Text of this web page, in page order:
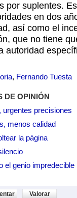
por suplentes.
en dos
así como el
que no tiene
autoridad
, Fernando Tuesta
DE OPINIÓN
urgentes precisiones
menos calidad
la página
el genio impredecible
Valorar